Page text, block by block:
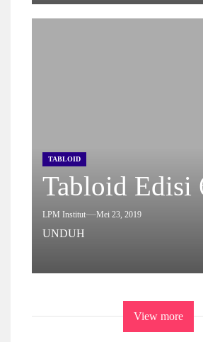
TABLOID
Tabloid Edisi
LPM Institut Mei 23, 2019
UNDUH
View more